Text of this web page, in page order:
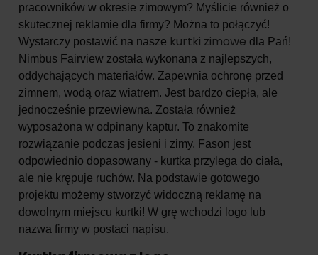
pracowników w okresie zimowym? Myślicie również o
skutecznej reklamie dla firmy? Można to połączyć!
Wystarczy postawić na nasze kurtki zimowe dla Pań!
Nimbus Fairview została wykonana z najlepszych,
oddychających materiałów. Zapewnia ochronę przed
zimnem, wodą oraz wiatrem. Jest bardzo ciepła, ale
jednocześnie przewiewna. Została również
wyposażona w odpinany kaptur. To znakomite
rozwiązanie podczas jesieni i zimy. Fason jest
odpowiednio dopasowany - kurtka przylega do ciała,
ale nie krępuje ruchów. Na podstawie gotowego
projektu możemy stworzyć widoczną reklamę na
dowolnym miejscu kurtki! W grę wchodzi logo lub
nazwa firmy w postaci napisu.